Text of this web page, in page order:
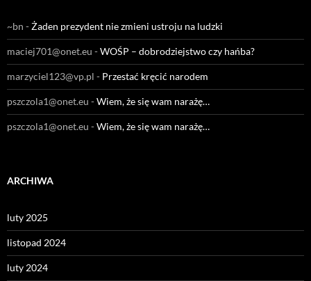
~bn -Żaden prezydent nie zmieni ustroju na ludzki
maciej701@onet.eu -WOŚP – dobrodziejstwo czy hańba?
marzyciel123@vp.pl - Przestać kręcić narodem
pszczola1@onet.eu -Wiem, że się wam narażę…
pszczola1@onet.eu -Wiem, że się wam narażę…
ARCHIWA
luty 2025
listopad 2024
luty 2024